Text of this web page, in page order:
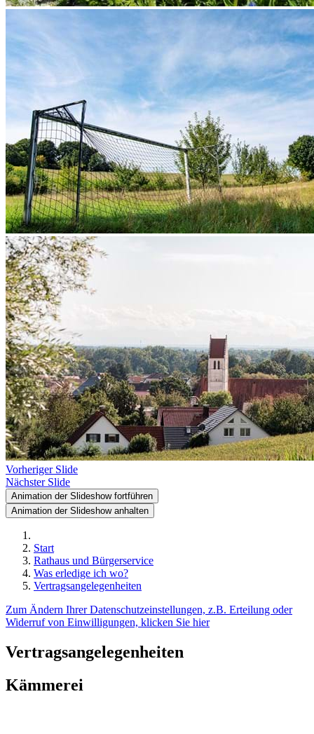
Vorheriger Slide
Nächster Slide
Animation der Slideshow fortführen
Animation der Slideshow anhalten
Start
Rathaus und Bürgerservice
Was erledige ich wo?
Vertragsangelegenheiten
Zum Ändern Ihrer Datenschutzeinstellungen, z.B. Erteilung oder
Widerruf von Einwilligungen, klicken Sie hier
Vertragsangelegenheiten
Kämmerei